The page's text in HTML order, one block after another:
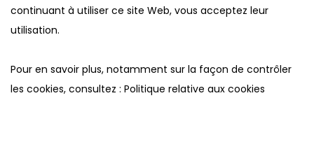
continuant à utiliser ce site Web, vous acceptez leur
utilisation.
Pour en savoir plus, notamment sur la façon de contrôler
les cookies, consultez : Politique relative aux cookies